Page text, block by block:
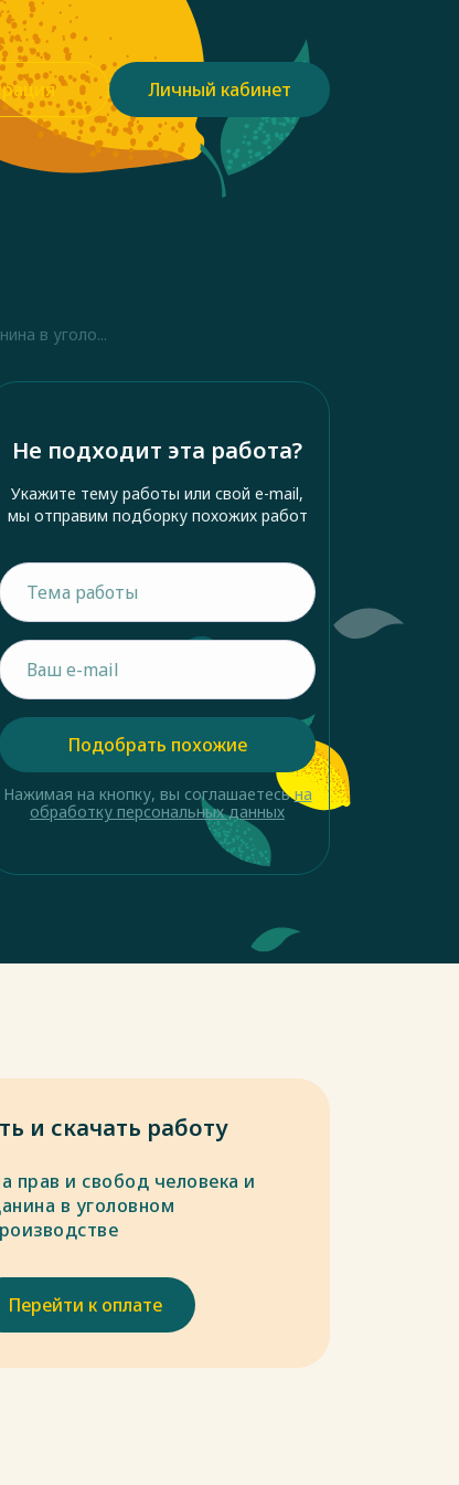
Личный кабинет
в уголо...
Не подходит эта работа?
Укажите тему работы или свой e-mail,
мы отправим подборку похожих работ
Подобрать похожие
Нажимая на кнопку, вы соглашаетесьна
обработку персональных данных
и скачать работу
прав и свобод человека и
в уголовном
Перейти к оплате